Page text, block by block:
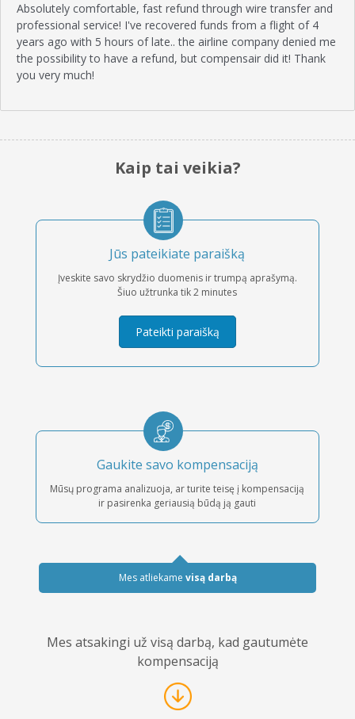
Absolutely comfortable, fast refund through wire transfer and
professional service! I've recovered funds from a flight of 4
years ago with 5 hours of late.. the airline company denied me
the possibility to have a refund, but compensair did it! Thank
you very much!
Kaip tai veikia?
Jūs pateikiate paraišką
Įveskite savo skrydžio duomenis ir trumpą aprašymą.
Šiuo užtrunka tik 2 minutes
Pateikti paraišką
Gaukite savo kompensaciją
Mūsų programa analizuoja, ar turite teisę į kompensaciją
ir pasirenka geriausią būdą ją gauti
Mes atliekame visą darbą
Mes atsakingi už visą darbą, kad gautumėte
kompensaciją